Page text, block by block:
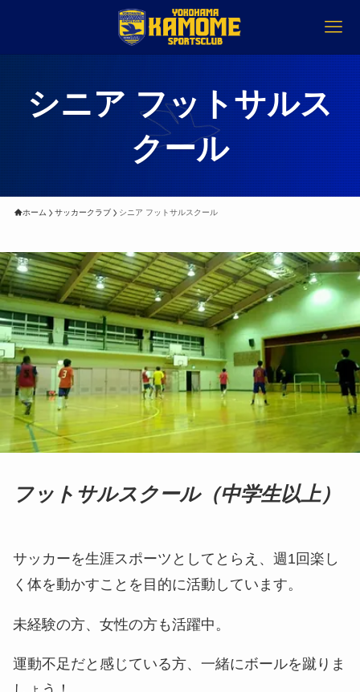
シニア フットサルス
クール
ホーム サッカークラブ シニア フットサルスクール
フットサルスクール（中学生以上）
サッカーを生涯スポーツとしてとらえ、週1回楽し
く体を動かすことを目的に活動しています。
未経験の方、女性の方も活躍中。
運動不足だと感じている方、一緒にボールを蹴りま